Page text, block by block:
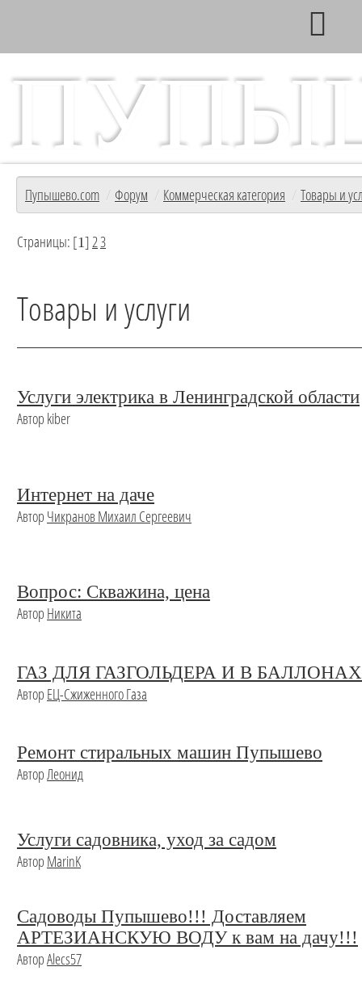
Главный информационный ресурс с/т Пупышево
Форум
Пупышево.com / Форум / Коммерческая категория / Товары и
Страницы: [1]23
Товары и услуги
Услуги электрика в Ленинградской области
Автор kiber
Интернет на даче
Автор Чикранов Михаил Сергеевич
Вопрос: Скважина, цена
Автор Никита
ГАЗ ДЛЯ ГАЗГОЛЬДЕРА И В БАЛЛОНАХ
Автор ЕЦ-Сжиженного Газа
Ремонт стиральных машин Пупышево
АвторЛеонид
Услуги садовника, уход за садом
Автор MarinK
Садоводы Пупышево!!! Доставляем
АРТЕЗИАНСКУЮ ВОДУ к вам на дачу!!!
АвторAlecs57